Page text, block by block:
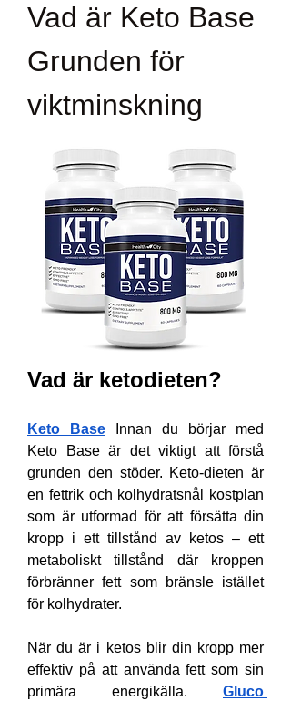
Vad är Keto Base
Grunden för
viktminskning
Vad är ketodieten?
Keto Base Innan du börjar med
Keto Base är det viktigt att förstå
grunden den stöder. Keto-dieten är
en fettrik och kolhydratsnål kostplan
som är utformad för att försätta din
kropp i ett tillstånd av ketos – ett
metaboliskt tillstånd där kroppen
förbränner fett som bränsle istället
för kolhydrater.
När du är i ketos blir din kropp mer
effektiv på att använda fett som sin
primära energikälla. Gluco